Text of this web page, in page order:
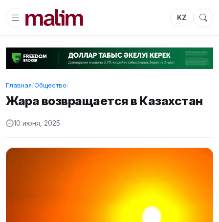
KZ
Главная/Общество/
Жара возвращается в Казахстан
10 июня, 2025